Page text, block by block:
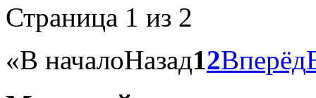
Страница 1 из 2
«В началоНазад12Вперёд